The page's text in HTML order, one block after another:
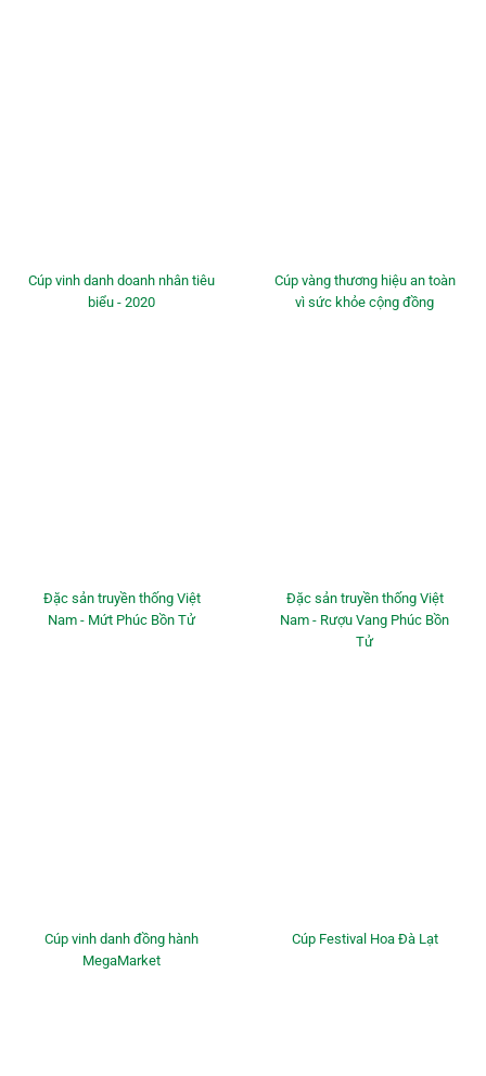
Cúp vinh danh doanh nhân tiêu
biểu - 2020
Cúp vàng thương hiệu an toàn
vì sức khỏe cộng đồng
Đặc sản truyền thống Việt
Nam - Mứt Phúc Bồn Tử
Đặc sản truyền thống Việt
Nam - Rượu Vang Phúc Bồn
Tử
Cúp vinh danh đồng hành
MegaMarket
Cúp Festival Hoa Đà Lạt